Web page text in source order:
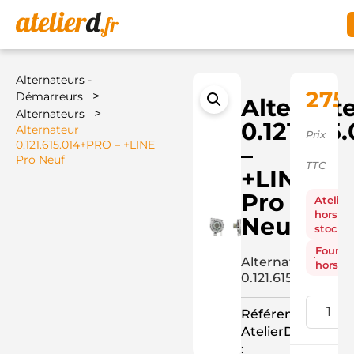
Alternateurs -
Démarreurs
>
Alternateurs >
Alternateur
0.121.615.014+PRO – +LINE
Pro Neuf
–
+LINE
Pro
Neuf
Alternateur
0.121.615.014+PRO
Référence
AtelierD
:
Prix
TTC
Atelier
hors
stock
hors